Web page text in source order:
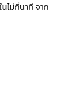
นไม่กี่นาที จาก